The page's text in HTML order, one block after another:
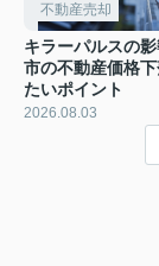
不動産売却
キラーパルスの
市の不動産価格
たいポイント
2026.08.03